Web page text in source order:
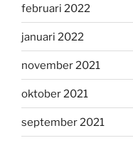
februari 2022
januari 2022
november 2021
oktober 2021
september 2021